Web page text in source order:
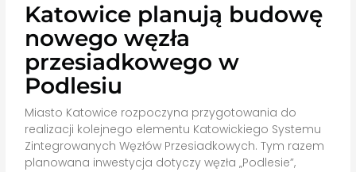
Katowice planują budowę
nowego węzła
przesiadkowego w
Podlesiu
Miasto Katowice rozpoczyna przygotowania do
realizacji kolejnego elementu Katowickiego Systemu
Zintegrowanych Węzłów Przesiadkowych. Tym razem
planowana inwestycja dotyczy węzła „Podlesie”,